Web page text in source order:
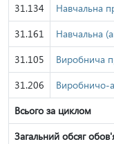
31.134
Навчальна
31.161
Навчальна
31.105
Виробнича
31.206
Виробничо-
Всього за циклом
Загальний обсяг